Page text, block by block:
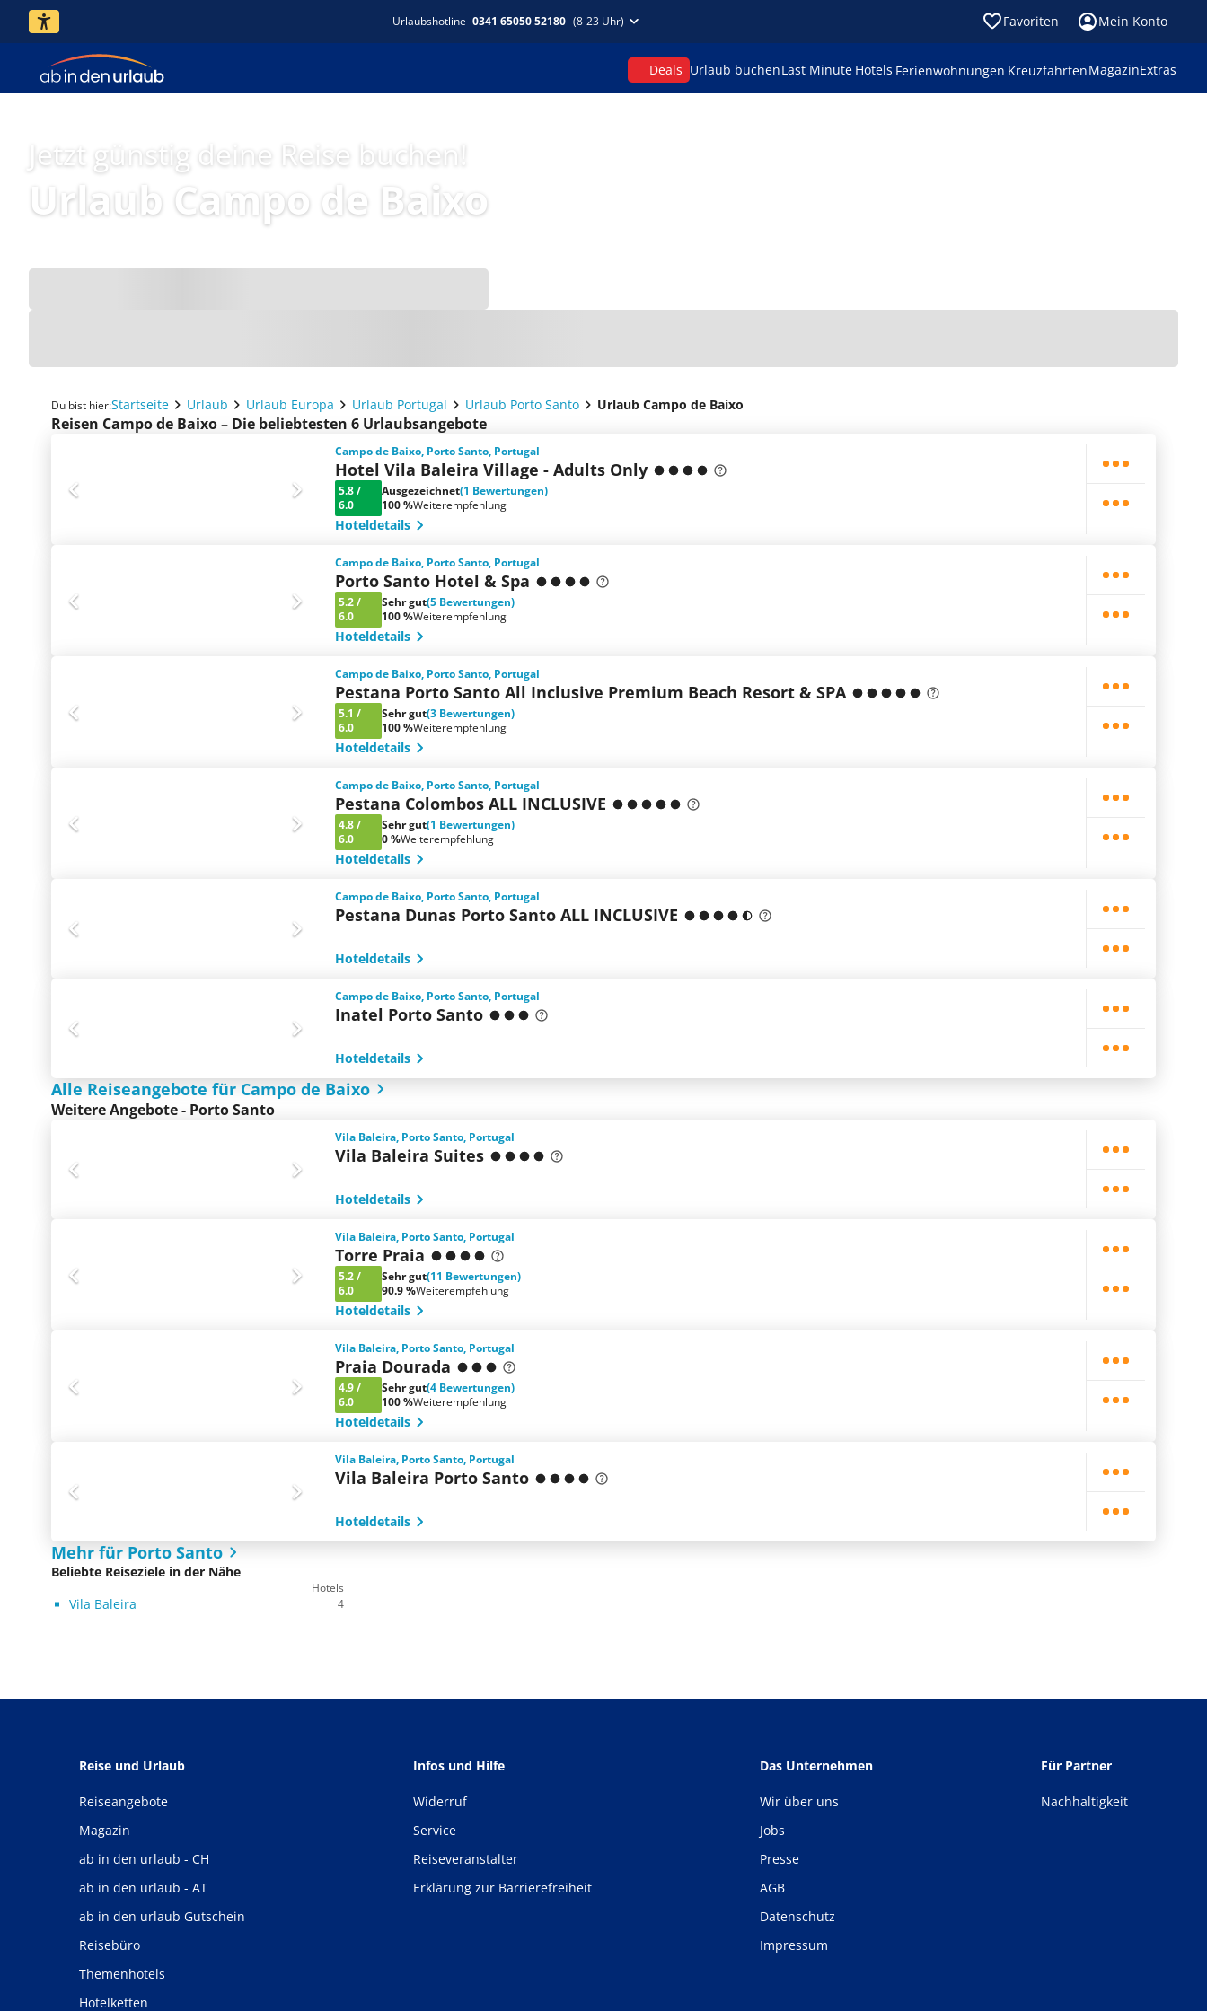
Urlaubshotline 0341 65050 52180 (8-23 Uhr) Favoriten Mein Konto
Deals Urlaub buchenLast Minute Hotels Ferienwohnungen KreuzfahrtenMagazinExtras
Jetzt günstig deine Reise buchen!
Urlaub Campo de Baixo
Du bist hier:Startseite Urlaub Urlaub Europa Urlaub Portugal Urlaub Porto Santo Urlaub Campo de Baixo
Reisen Campo de Baixo – Die beliebtesten 6 Urlaubsangebote
Campo de Baixo, Porto Santo, Portugal
Hotel Vila Baleira Village - Adults Only
5.8/
6.0
Ausgezeichnet(1 Bewertungen)
100 %Weiterempfehlung
Hoteldetails
Campo de Baixo, Porto Santo, Portugal
Porto Santo Hotel & Spa
5.2/
6.0
Sehr gut(5 Bewertungen)
100 %Weiterempfehlung
Hoteldetails
Campo de Baixo, Porto Santo, Portugal
Pestana Porto Santo All Inclusive Premium Beach Resort & SPA
5.1 /
6.0
Sehr gut(3 Bewertungen)
100 %Weiterempfehlung
Hoteldetails
Campo de Baixo, Porto Santo, Portugal
Pestana Colombos ALL INCLUSIVE
4.8/
6.0
Sehr gut(1 Bewertungen)
0 %Weiterempfehlung
Hoteldetails
Campo de Baixo, Porto Santo, Portugal
Pestana Dunas Porto Santo ALL INCLUSIVE
Hoteldetails
Campo de Baixo, Porto Santo, Portugal
Inatel Porto Santo
Hoteldetails
Alle Reiseangebote für Campo de Baixo
Weitere Angebote - Porto Santo
Vila Baleira, Porto Santo, Portugal
Vila Baleira Suites
Hoteldetails
Vila Baleira, Porto Santo, Portugal
Torre Praia
5.2/
6.0
Sehr gut(11 Bewertungen)
90.9 %Weiterempfehlung
Hoteldetails
Vila Baleira, Porto Santo, Portugal
Praia Dourada
4.9/
6.0
Sehr gut(4 Bewertungen)
100 %Weiterempfehlung
Hoteldetails
Vila Baleira, Porto Santo, Portugal
Vila Baleira Porto Santo
Hoteldetails
Mehr für Porto Santo
Beliebte Reiseziele in der Nähe
Hotels
Vila Baleira 4
Reise und Urlaub
Reiseangebote
Magazin
ab in den urlaub - CH
ab in den urlaub - AT
ab in den urlaub Gutschein
Reisebüro
Themenhotels
Hotelketten
Infos und Hilfe
Widerruf
Service
Reiseveranstalter
Erklärung zur Barrierefreiheit
Das Unternehmen
Wir über uns
Jobs
Presse
AGB
Datenschutz
Impressum
Für Partner
Nachhaltigkeit